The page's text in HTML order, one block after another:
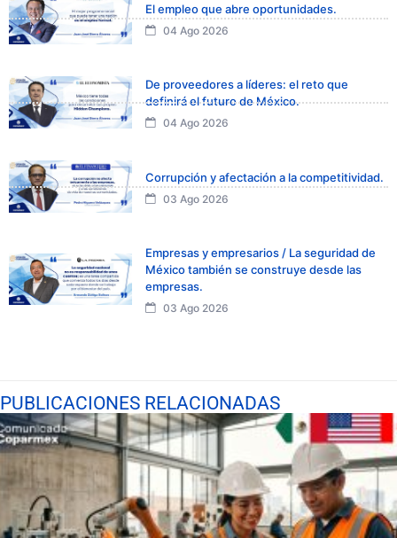
El empleo que abre oportunidades.
04 Ago 2026
De proveedores a líderes: el reto que
definirá el futuro de México.
04 Ago 2026
Corrupción y afectación a la competitividad.
03 Ago 2026
Empresas y empresarios / La seguridad de
México también se construye desde las
empresas.
03 Ago 2026
PUBLICACIONES RELACIONADAS